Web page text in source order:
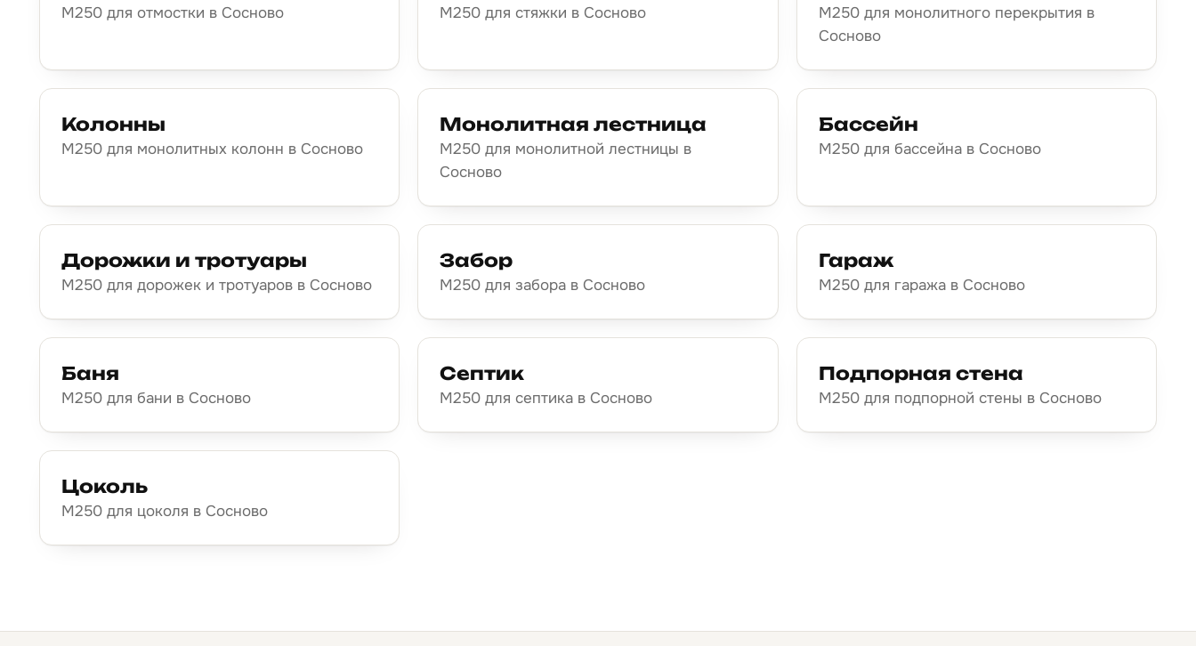
М250 для отмостки в Сосново М250 для стяжки в Сосново
М250 для монолитного перекрытия в
Сосново
Колонны
М250 для монолитных колонн в Сосново
Монолитная лестница
М250 для монолитной лестницы в
Сосново
Бассейн
М250 для бассейна в Сосново
Дорожки и тротуары
М250 для дорожек и тротуаров в Сосново
Забор
М250 для забора в Сосново
Гараж
М250 для гаража в Сосново
Баня
М250 для бани в Сосново
Септик
М250 для септика в Сосново
Подпорная стена
М250 для подпорной стены в Сосново
Цоколь
М250 для цоколя в Сосново